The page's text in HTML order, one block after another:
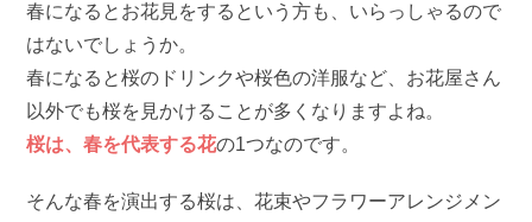
春になるとお花見をするという方も、いらっしゃるので
はないでしょうか。
春になると桜のドリンクや桜色の洋服など、お花屋さん
以外でも桜を見かけることが多くなりますよね。
桜は、春を代表する花の1つなのです。
そんな春を演出する桜は、花束やフラワーアレンジメン